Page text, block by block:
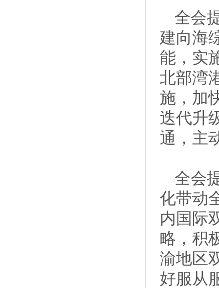
全会
建向海
能，实
北部湾
施，加
迭代升
通，主
全会
化带动
内国际
略，积
渝地区
好服从